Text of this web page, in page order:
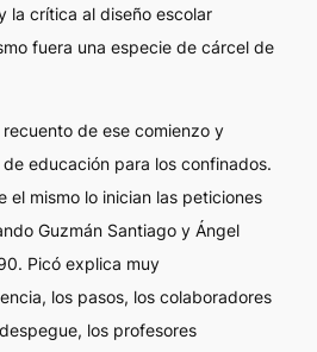
la crítica al diseño escolar
fuera una especie de cárcel de
de ese comienzo y
educación para los confinados.
el mismo lo inician las peticiones
Guzmán Santiago y Ángel
Picó explica muy
los pasos, los colaboradores
los profesores